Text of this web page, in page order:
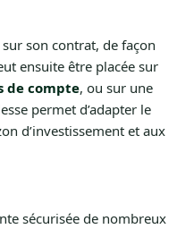
son contrat, de façon
ensuite être placée sur
de compte, ou sur une
permet d’adapter le
d’investissement et aux
sécurisée de nombreux